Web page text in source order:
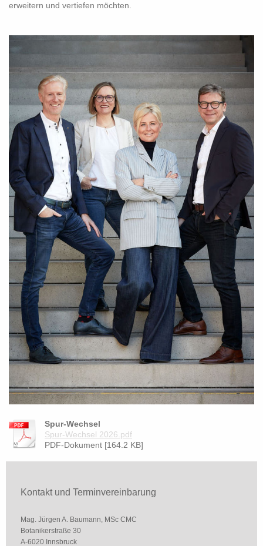
erweitern und vertiefen möchten.
Spur-Wechsel
Spur-Wechsel 2026.pdf
PDF-Dokument [164.2 KB]
Kontakt und Terminvereinbarung
Mag. Jürgen A. Baumann, MSc CMC
Botanikerstraße 30
A-6020 Innsbruck